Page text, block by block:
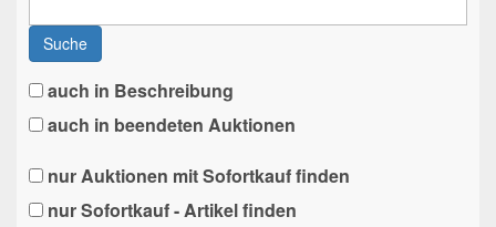
Suche
auch in Beschreibung
auch in beendeten Auktionen
nur Auktionen mit Sofortkauf finden
nur Sofortkauf - Artikel finden